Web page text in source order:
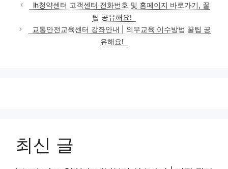
lh청약센터 고객센터 전화번호 및 홈페이지 바로가기, 꿀
팁 공유해요!
교통안전교육센터 강좌안내 | 의무교육 이수방법 꿀팁 공
유해요!
최신 글